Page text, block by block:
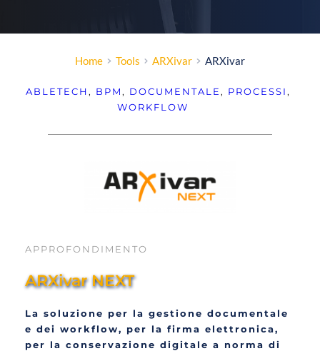
Home Tools ARXivar ARXivar
ABLETECH , BPM , DOCUMENTALE , PROCESSI
WORKFLOW
APPROFONDIMENTO
ARXivar NEXT
La soluzione per la gestione documentale
e dei workflow, per la firma elettronica,
per la conservazione digitale a norma di